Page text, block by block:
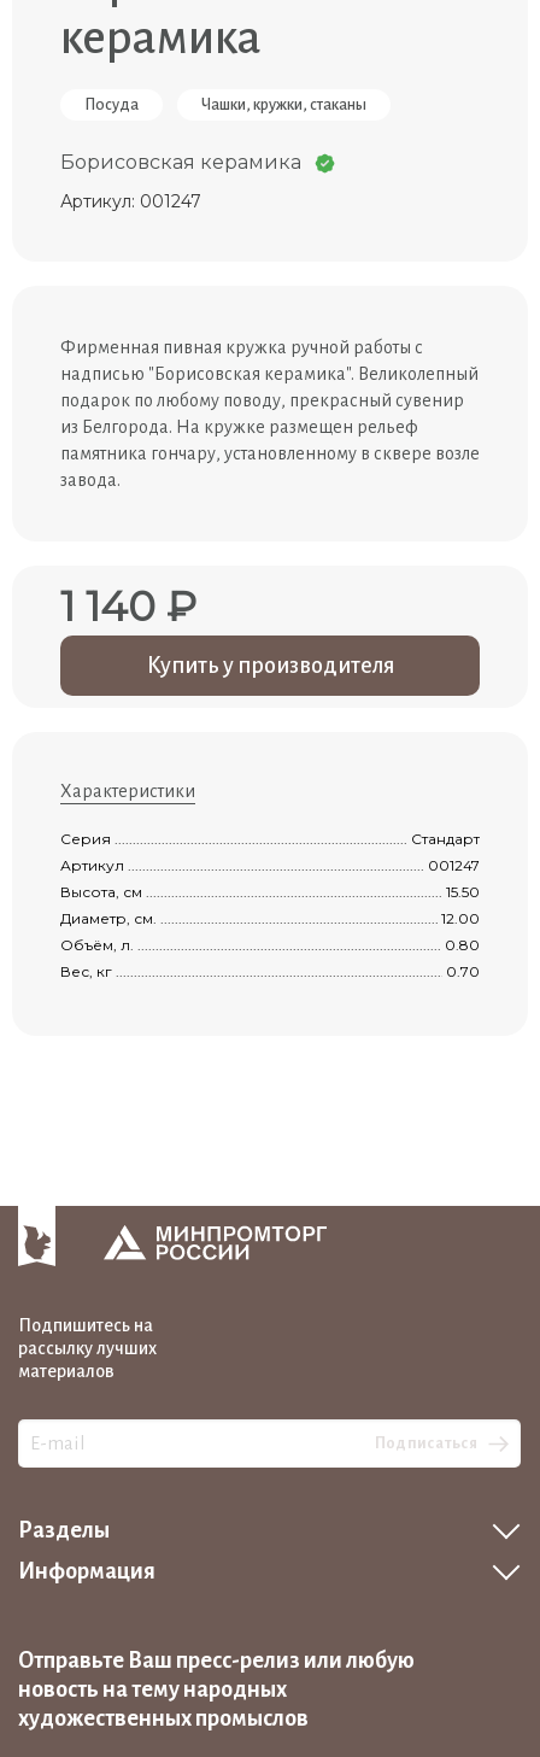
керамика
Посуда Чашки, кружки, стаканы
Борисовская керамика
Артикул: 001247
Фирменная пивная кружка ручной работы с
надписью "Борисовская керамика". Великолепный
подарок по любому поводу, прекрасный сувенир
из Белгорода. На кружке размещен рельеф
памятника гончару, установленному в сквере возле
завода.
1 140 ₽
Купить у производителя
Характеристики
Серия
Стандарт
Артикул
001247
Высота, см
15.50
Диаметр, см.
12.00
Объём, л.
0.80
Вес, кг
0.70
Подпишитесь на
рассылку лучших
материалов
Подписаться
Разделы
Информация
Отправьте Ваш пресс-релиз или любую
новость на тему народных
художественных промыслов